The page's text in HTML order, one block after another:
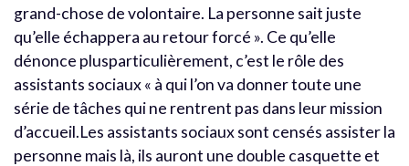
grand-chose de volontaire. La personne sait juste
qu’elle échappera au retour forcé ». Ce qu’elle
dénonce plusparticulièrement, c’est le rôle des
assistants sociaux « à qui l’on va donner toute une
série de tâches qui ne rentrent pas dans leur mission
d’accueil.Les assistants sociaux sont censés assister la
personne mais là, ils auront une double casquette et